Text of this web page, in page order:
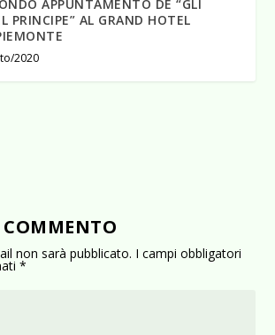
APPUNTAMENTO DE “GLI
PRINCIPE” AL GRAND HOTEL
2020
non sarà pubblicato. I campi obbligatori
*